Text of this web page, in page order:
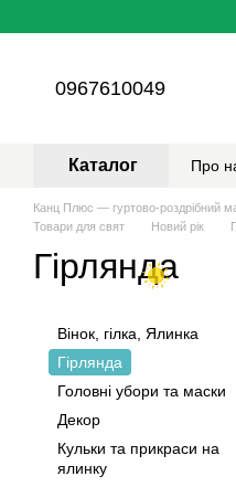
0967610049
Каталог Про
Канц Плюс — гуртово-роздрібний
Товари для свят
Новий рік
Гірлянда
Вінок, гілка, Ялинка
Гірлянда
Головні убори та маски
Декор
Кульки та прикраси на
ялинку